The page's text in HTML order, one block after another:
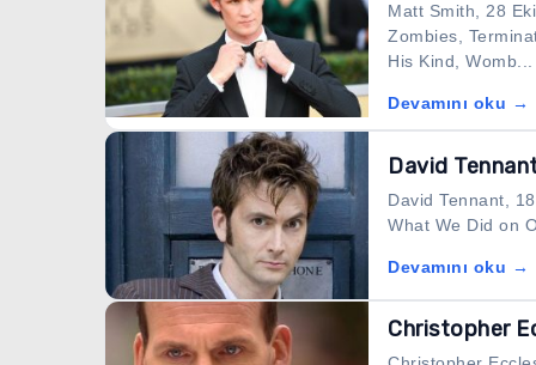
Matt Smith, 28
Zombies,
His Kind, Womb...
Devamını oku →
David
David Tennant,
What We Did on
Devamını oku →
Christopher